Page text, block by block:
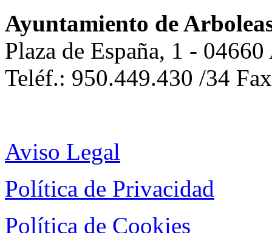
Ayuntamiento de
Plaza de España, 1 -
Teléf.: 950.449.430 /34
Aviso Legal
Política de Privacidad
Política de Cookies